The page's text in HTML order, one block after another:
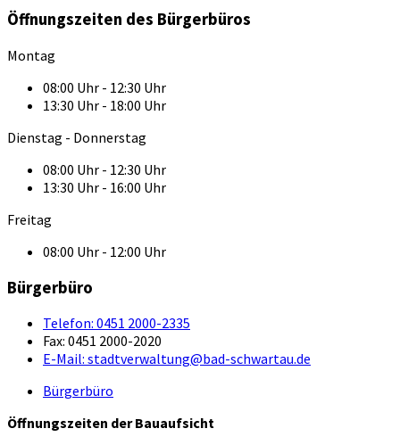
Öffnungszeiten des Bürgerbüros
Montag
08:00 Uhr - 12:30 Uhr
13:30 Uhr - 18:00 Uhr
Dienstag - Donnerstag
08:00 Uhr - 12:30 Uhr
13:30 Uhr - 16:00 Uhr
Freitag
08:00 Uhr - 12:00 Uhr
Bürgerbüro
Telefon: 0451 2000-2335
Fax: 0451 2000-2020
E-Mail: stadtverwaltung@bad-schwartau.de
Bürgerbüro
Öffnungszeiten der Bauaufsicht